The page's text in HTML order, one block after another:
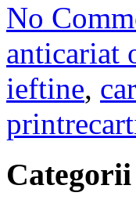
No
anticariat
ieftine,
Categorii